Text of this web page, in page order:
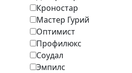
Кроностар
Мастер Гурий
Оптимист
Профилюкс
Соудал
Эмпилс